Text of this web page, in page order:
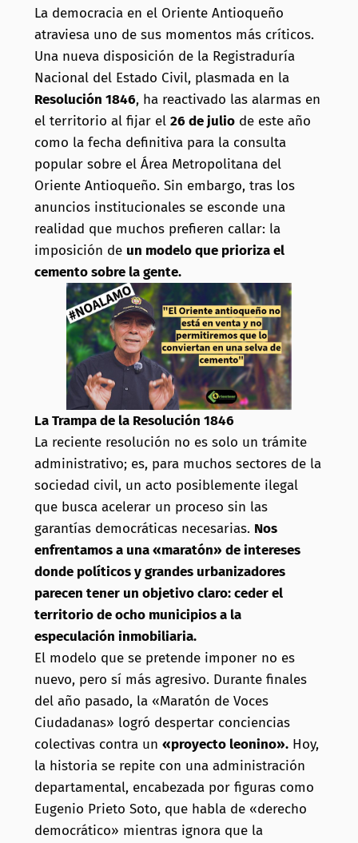
La democracia en el Oriente Antioqueño
atraviesa uno de sus momentos más críticos.
Una nueva disposición de la Registraduría
Nacional del Estado Civil, plasmada en la
Resolución 1846, ha reactivado las alarmas en
el territorio al fijar el 26 de juliode este año
como la fecha definitiva para la consulta
popular sobre el Área Metropolitana del
Oriente Antioqueño. Sin embargo, tras los
anuncios institucionales se esconde una
realidad que muchos prefieren callar: la
imposición de un modelo que prioriza el
cemento sobre la gente.
La Trampa de la Resolución 1846
La reciente resolución no es solo un trámite
administrativo; es, para muchos sectores de la
sociedad civil, un acto posiblemente ilegal
que busca acelerar un proceso sin las
garantías democráticas necesarias. Nos
enfrentamos a una «maratón» de intereses
donde políticos y grandes urbanizadores
parecen tener un objetivo claro: ceder el
territorio de ocho municipios a la
especulación inmobiliaria.
El modelo que se pretende imponer no es
nuevo, pero sí más agresivo. Durante finales
del año pasado, la «Maratón de Voces
Ciudadanas» logró despertar conciencias
colectivas contra un «proyecto leonino».Hoy,
la historia se repite con una administración
departamental, encabezada por figuras como
Eugenio Prieto Soto, que habla de «derecho
democrático» mientras ignora que la